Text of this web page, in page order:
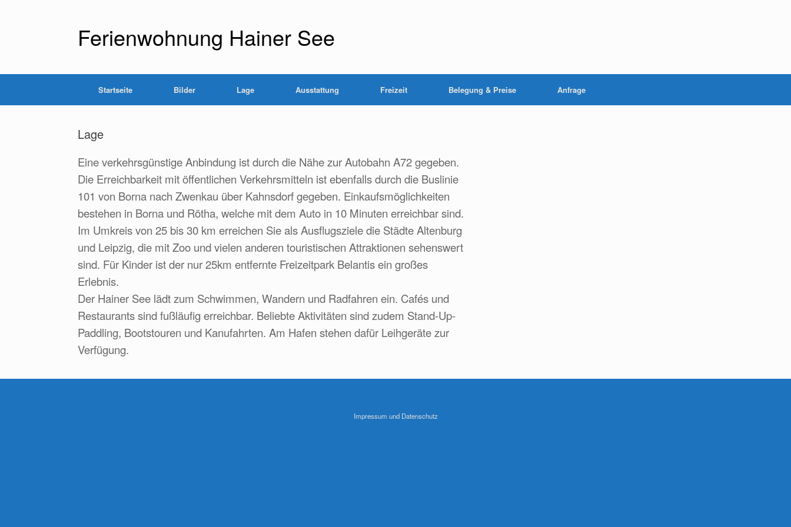
Ferienwohnung Hainer See
Startseite Bilder Lage Ausstattung Freizeit Belegung & Preise Anfrage
Lage
Eine verkehrsgünstige Anbindung ist durch die Nähe zur Autobahn A72 gegeben.
Die Erreichbarkeit mit öffentlichen Verkehrsmitteln ist ebenfalls durch die Buslinie
101 von Borna nach Zwenkau über Kahnsdorf gegeben. Einkaufsmöglichkeiten
bestehen in Borna und Rötha, welche mit dem Auto in 10 Minuten erreichbar sind.
Im Umkreis von 25 bis 30 km erreichen Sie als Ausflugsziele die Städte Altenburg
und Leipzig, die mit Zoo und vielen anderen touristischen Attraktionen sehenswert
sind. Für Kinder ist der nur 25km entfernte Freizeitpark Belantis ein großes
Erlebnis.
Der Hainer See lädt zum Schwimmen, Wandern und Radfahren ein. Cafés und
Restaurants sind fußläufig erreichbar. Beliebte Aktivitäten sind zudem Stand-Up-
Paddling, Bootstouren und Kanufahrten. Am Hafen stehen dafür Leihgeräte zur
Verfügung.
Impressum und Datenschutz